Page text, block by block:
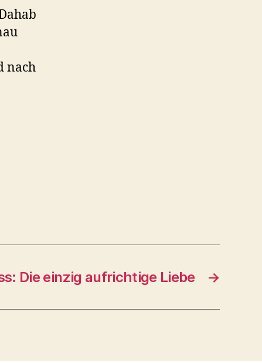
nach
→
Die einzig aufrichtige Liebe